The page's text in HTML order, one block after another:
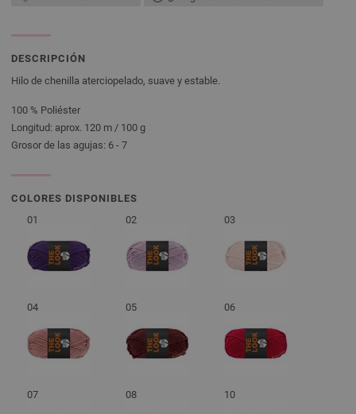
DESCRIPCIÓN
Hilo de chenilla aterciopelado, suave y estable.
100 % Poliéster
Longitud: aprox. 120 m / 100 g
Grosor de las agujas: 6 - 7
COLORES DISPONIBLES
01
02 03
04 05 06
07 08 10